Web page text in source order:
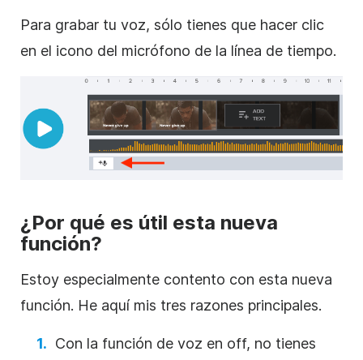
Para grabar tu voz, sólo tienes que hacer clic
en el icono del micrófono de la línea de tiempo.
¿Por qué es útil esta nueva
función?
Estoy especialmente contento con esta nueva
función. He aquí mis tres razones principales.
Con la función de voz en off, no tienes